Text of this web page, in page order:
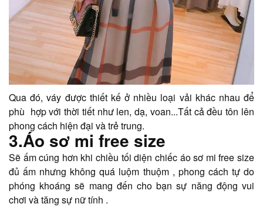
Qua đó, váy được thiết kế ở nhiều loại vải khác nhau để
phù hợp với thời tiết như len, dạ, voan...Tất cả đều tôn lên
phong cách hiện đại và trẻ trung.
3.Áo sơ mi free size
Sẽ ấm cúng hơn khi chiều tối diện chiếc áo sơ mi free size
đủ ấm nhưng không quá luộm thuộm , phong cách tự do
phóng khoáng sẽ mang đến cho bạn sự năng động vui
chơi và tăng sự nữ tính .